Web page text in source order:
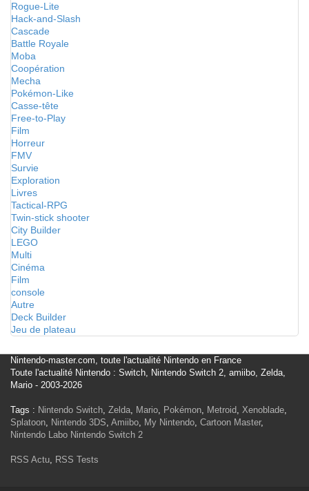
Rogue-Lite
Hack-and-Slash
Cascade
Battle Royale
Moba
Coopération
Mecha
Pokémon-Like
Casse-tête
Free-to-Play
Film
Horreur
FMV
Survie
Exploration
Livres
Tactical-RPG
Twin-stick shooter
City Builder
LEGO
Multi
Cinéma
Film
console
Autre
Deck Builder
Jeu de plateau
Nintendo-master.com, toute l'actualité Nintendo en France
Toute l'actualité Nintendo : Switch, Nintendo Switch 2, amiibo, Zelda,
Mario - 2003-2026
Tags : Nintendo Switch, Zelda, Mario, Pokémon, Metroid, Xenoblade,
Splatoon, Nintendo 3DS, Amiibo, My Nintendo, Cartoon Master,
Nintendo Labo Nintendo Switch 2
RSS Actu, RSS Tests